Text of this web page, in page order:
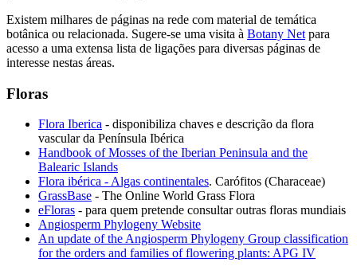
Existem milhares de páginas na rede com material de temática
botânica ou relacionada. Sugere-se uma visita à Botany Net para
acesso a uma extensa lista de ligações para diversas páginas de
interesse nestas áreas.
Floras
Flora Iberica - disponibiliza chaves e descrição da flora
vascular da Península Ibérica
Handbook of Mosses of the Iberian Peninsula and the
Balearic Islands
Flora ibérica - Algas continentales. Carófitos (Characeae)
GrassBase - The Online World Grass Flora
eFloras - para quem pretende consultar outras floras mundiais
Angiosperm Phylogeny Website
An update of the Angiosperm Phylogeny Group classification
for the orders and families of flowering plants: APG IV